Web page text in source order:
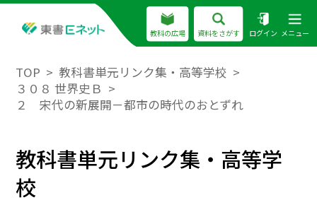
教科の広場 資料をさがす ログイン メニュー
TOP
教科書単元リンク集・高等学校
３０８ 世界史Ｂ
２ 宋代の新展開－都市の時代のおとずれ
教科書単元リンク集・高等学
校